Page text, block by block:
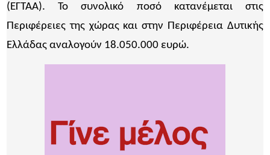
(ΕΓΤΑΑ). Το συνολικό ποσό κατανέμεται στις
Περιφέρειες της χώρας και στην Περιφέρεια Δυτικής
Ελλάδας αναλογούν 18.050.000 ευρώ.